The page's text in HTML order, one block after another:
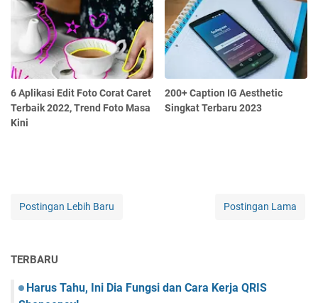
6 Aplikasi Edit Foto Corat Caret
Terbaik 2022, Trend Foto Masa
Kini
200+ Caption IG Aesthetic
Singkat Terbaru 2023
Postingan Lebih Baru Postingan Lama
TERBARU
Harus Tahu, Ini Dia Fungsi dan Cara Kerja QRIS